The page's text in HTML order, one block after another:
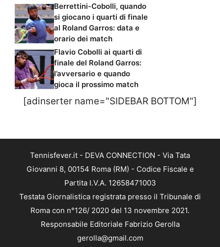
Berrettini-Cobolli, quando
si giocano i quarti di finale
al Roland Garros: data e
orario dei match
Flavio Cobolli ai quarti di
finale del Roland Garros:
l’avversario e quando
gioca il prossimo match
[adinserter name="SIDEBAR BOTTOM"]
Tennisfever.it - DEVA CONNECTION - Via Tata
Giovanni 8, 00154 Roma (RM) - Codice Fiscale e
Partita I.V.A. 12658471003
Testata Giornalistica registrata presso il Tribunale di
Roma con n°126/ 2020 del 13 novembre 2021.
Responsabile Editoriale Fabrizio Gerolla
gerolla@gmail.com